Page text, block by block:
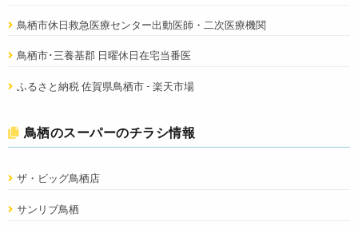
鳥栖市休日救急医療センター出動医師・二次医療機関
鳥栖市･三養基郡 日曜休日在宅当番医
ふるさと納税 佐賀県鳥栖市 - 楽天市場
鳥栖のスーパーのチラシ情報
ザ・ビッグ鳥栖店
サンリブ鳥栖